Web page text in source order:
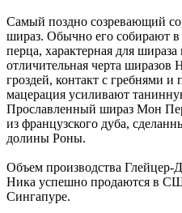
Самый поздно созревающий
шираз. Обычно его собирают в
перца, характерная для
отличительная черта
гроздей, контакт с гребнями и
мацерация усиливают
Прославленный шираз Мон
из французского дуба,
долины Роны.
Объем производства Глейцер-
Ника успешно продаются в
Сингапуре.